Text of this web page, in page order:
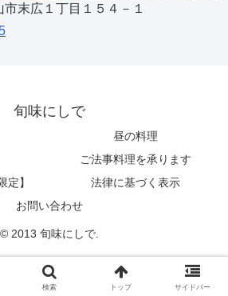
末広１丁目１５４－１
旬味にしで
昼の料理
ご法事料理を承ります
定】
法律に基づく表示
お問い合わせ
© 2013 旬味にしで.
検索 トップ サイドバー